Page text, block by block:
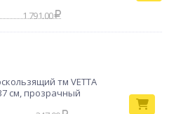
1 791.00
тм VETTA
см, прозрачный